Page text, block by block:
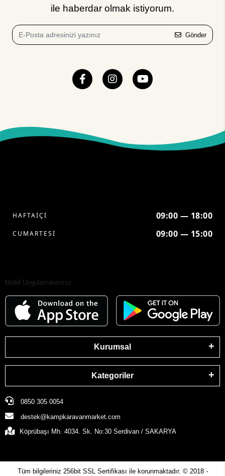
ile haberdar olmak istiyorum.
Gönder
HAFTAİÇİ 09:00 — 18:00
CUMARTESİ 09:00 — 15:00
Mobil Uygulamalarımız
Kurumsal
Kategoriler
0850 305 0054
destek@kampkaravanmarket.com
Köprübaşı Mh. 4034. Sk. No:30 Serdivan / SAKARYA
Tüm bilgileriniz 256bit SSL Sertifikası ile korunmaktadır. © 2018 -